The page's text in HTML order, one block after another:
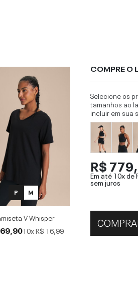
P M
V Whisper
10xR$ 16,99
COMPRE O
Selecione os
tamanhos ao
incluir em sua
R$
Em até 10x de
sem juros